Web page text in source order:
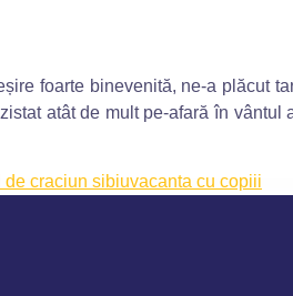
foarte binevenită, ne-a plăcut
atât de mult pe-afară în
de craciun sibiuvacanta cu copiii